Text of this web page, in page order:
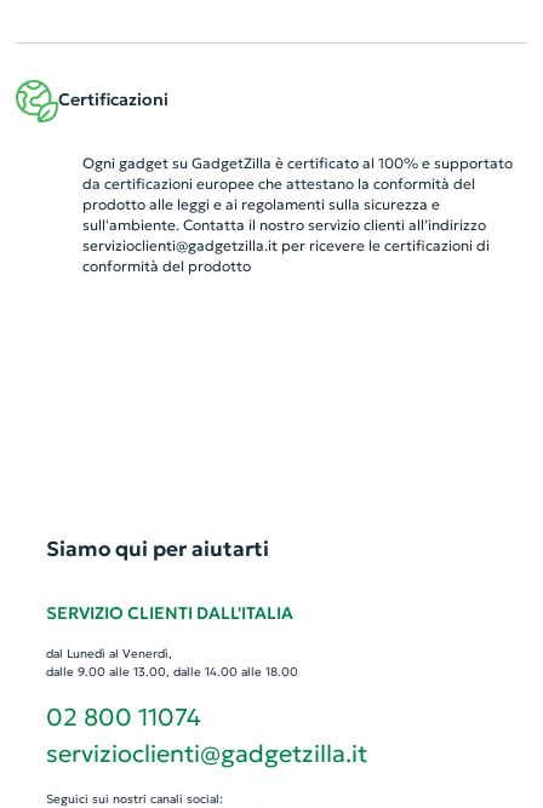
Certificazioni
Ogni gadget su GadgetZilla è certificato al 100% e supportato
da certificazioni europee che attestano la conformità del
prodotto alle leggi e ai regolamenti sulla sicurezza e
sull'ambiente. Contatta il nostro servizio clienti all’indirizzo
servizioclienti@gadgetzilla.itper ricevere le certificazioni di
conformità del prodotto
Siamo qui per aiutarti
SERVIZIO CLIENTI DALL'ITALIA
dal Lunedì al Venerdì,
dalle 9.00 alle 13.00, dalle 14.00 alle 18.00
02 800 11074
servizioclienti@gadgetzilla.it
Seguici sui nostri canali social: